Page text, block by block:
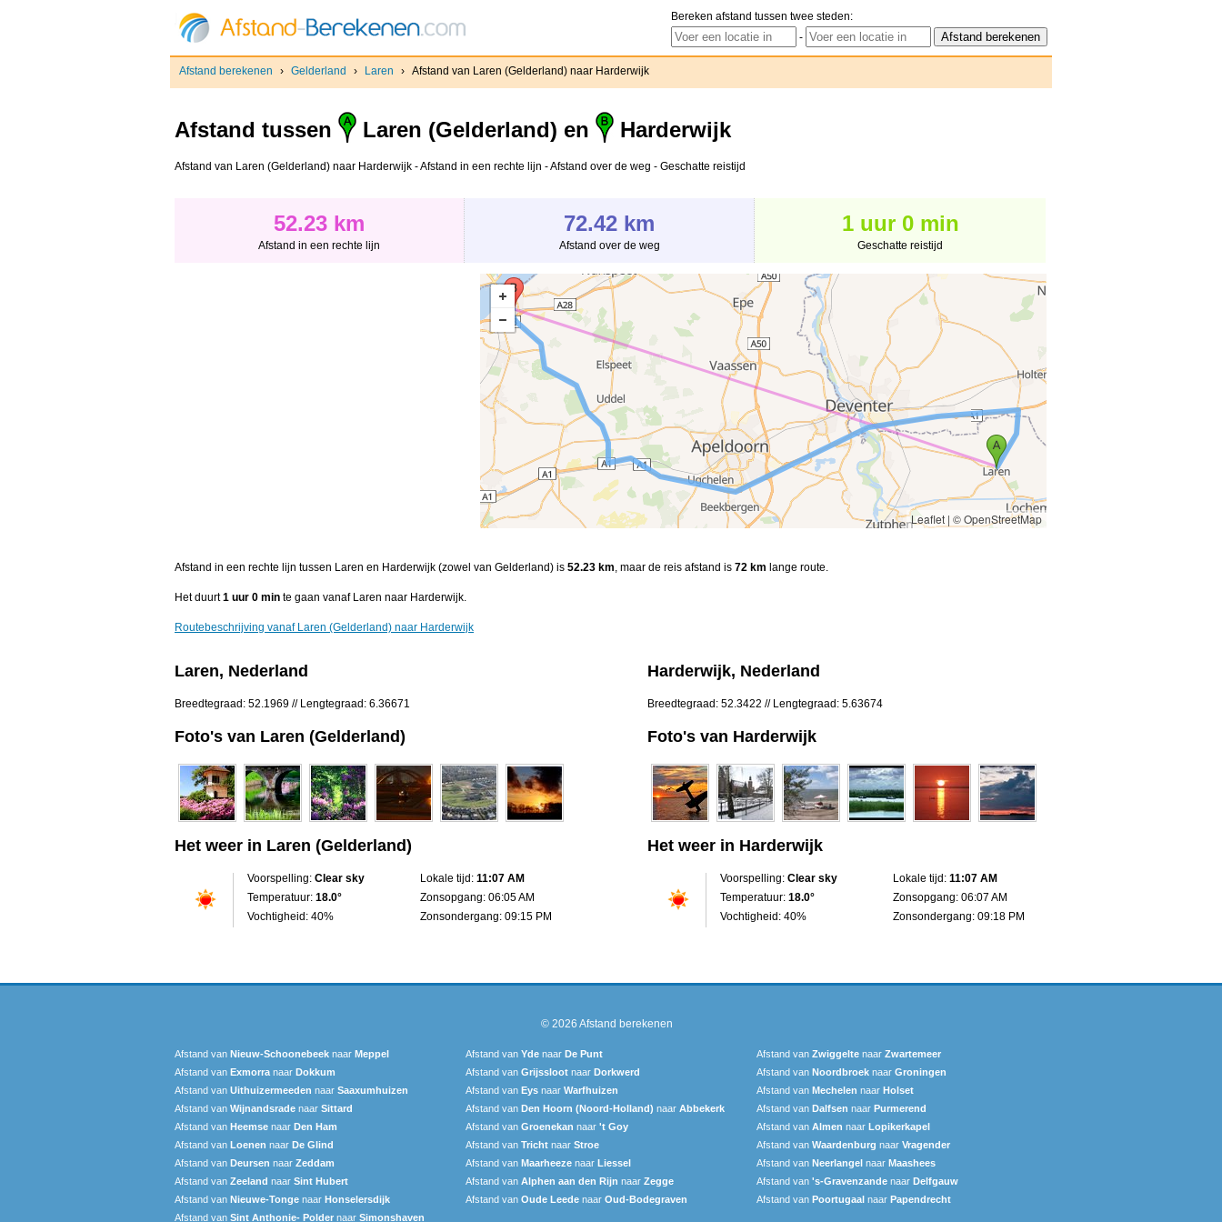
Bereken afstand tussen twee steden:
-
Afstand berekenen › Gelderland › Laren › Afstand van Laren (Gelderland) naar Harderwijk
Afstand tussen Laren (Gelderland) en Harderwijk
Afstand van Laren (Gelderland) naar Harderwijk - Afstand in een rechte lijn - Afstand over de weg - Geschatte reistijd
52.23 km
Afstand in een rechte lijn
72.42 km
Afstand over de weg
1 uur 0 min
Geschatte reistijd
Leaflet | © OpenStreetMap
Afstand in een rechte lijn tussen Laren en Harderwijk (zowel van Gelderland) is 52.23 km, maar de reis afstand is 72 km lange route.
Het duurt1 uur 0 min te gaan vanaf Laren naar Harderwijk.
Routebeschrijving vanaf Laren (Gelderland) naar Harderwijk
Laren, Nederland
Breedtegraad: 52.1969 // Lengtegraad: 6.36671
Foto's van Laren (Gelderland)
Het weer in Laren (Gelderland)
Voorspelling: Clear sky
Temperatuur: 18.0°
Vochtigheid: 40%
Lokale tijd: 11:07 AM
Zonsopgang: 06:05 AM
Zonsondergang: 09:15 PM
Harderwijk, Nederland
Breedtegraad: 52.3422 // Lengtegraad: 5.63674
Foto's van Harderwijk
Het weer in Harderwijk
Voorspelling: Clear sky
Temperatuur: 18.0°
Vochtigheid: 40%
Lokale tijd: 11:07 AM
Zonsopgang: 06:07 AM
Zonsondergang: 09:18 PM
© 2026 Afstand berekenen
Afstand van Nieuw-Schoonebeek naar Meppel Afstand van Yde naar De Punt Afstand van Zwiggelte naar Zwartemeer
Afstand van Exmorra naar Dokkum Afstand van Grijssloot naar Dorkwerd Afstand van Noordbroek naar Groningen
Afstand van Uithuizermeeden naar Saaxumhuizen Afstand van Eys naar Warfhuizen Afstand van Mechelen naar Holset
Afstand van Wijnandsrade naar Sittard Afstand van Den Hoorn (Noord-Holland) naar Abbekerk Afstand van Dalfsen naar Purmerend
Afstand van Heemse naar Den Ham Afstand van Groenekan naar 't Goy Afstand van Almen naar Lopikerkapel
Afstand van Loenen naar De Glind Afstand van Tricht naar Stroe Afstand van Waardenburg naar Vragender
Afstand van Deursen naar Zeddam Afstand van Maarheeze naar Liessel Afstand van Neerlangel naar Maashees
Afstand van Zeeland naar Sint Hubert Afstand van Alphen aan den Rijn naar Zegge Afstand van 's-Gravenzande naar Delfgauw
Afstand van Nieuwe-Tonge naar Honselersdijk Afstand van Oude Leede naar Oud-Bodegraven‎ Afstand van Poortugaal naar Papendrecht
Afstand van Sint Anthonie- Polder naar Simonshaven